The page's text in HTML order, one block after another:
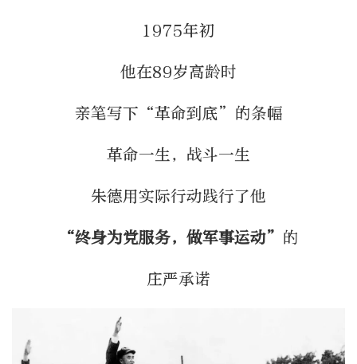
1975年初
他在89岁高龄时
亲笔写下“革命到底”的条幅
革命一生，战斗一生
朱德用实际行动践行了他
“终身为党服务，做军事运动” 的
庄严承诺